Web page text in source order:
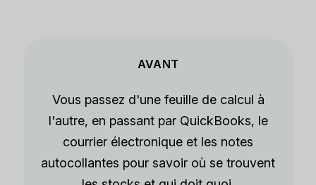
AVANT
Vous passez d'une feuille de calcul à
l'autre, en passant par QuickBooks, le
courrier électronique et les notes
autocollantes pour savoir où se trouvent